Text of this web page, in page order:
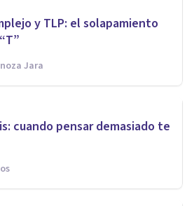
y TLP: el solapamiento
Jara
cuando pensar demasiado te